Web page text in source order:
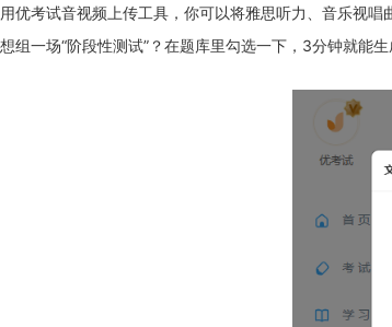
用优考试音视频上传工具，你可以将雅思听力、音乐视唱
想组一场“阶段性测试”？在题库里勾选一下，3分钟就能